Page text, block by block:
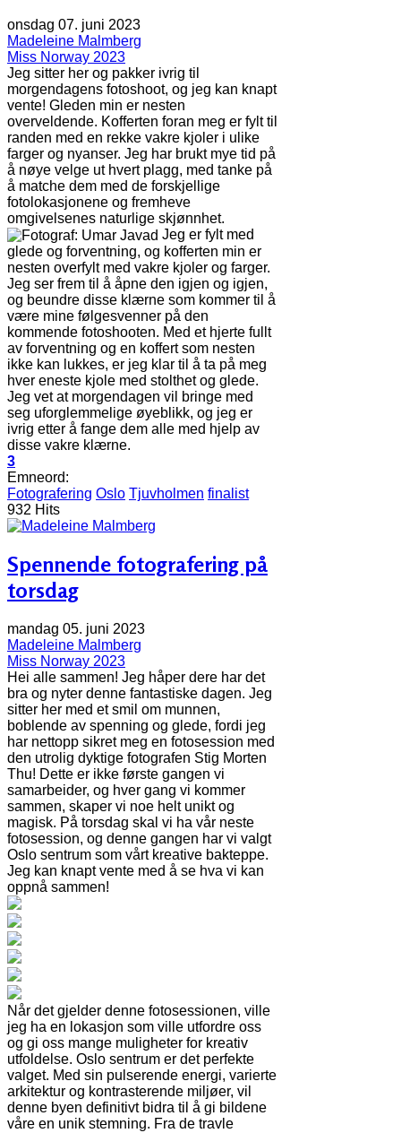
onsdag 07. juni 2023
Madeleine Malmberg
Miss Norway 2023
Jeg sitter her og pakker ivrig til
morgendagens fotoshoot, og jeg kan knapt
vente! Gleden min er nesten
overveldende. Kofferten foran meg er fylt til
randen med en rekke vakre kjoler i ulike
farger og nyanser. Jeg har brukt mye tid på
å nøye velge ut hvert plagg, med tanke på
å matche dem med de forskjellige
fotolokasjonene og fremheve
omgivelsenes naturlige skjønnhet.
Jeg er fylt med
glede og forventning, og kofferten min er
nesten overfylt med vakre kjoler og farger.
Jeg ser frem til å åpne den igjen og igjen,
og beundre disse klærne som kommer til å
være mine følgesvenner på den
kommende fotoshooten. Med et hjerte fullt
av forventning og en koffert som nesten
ikke kan lukkes, er jeg klar til å ta på meg
hver eneste kjole med stolthet og glede.
Jeg vet at morgendagen vil bringe med
seg uforglemmelige øyeblikk, og jeg er
ivrig etter å fange dem alle med hjelp av
disse vakre klærne.
3
Emneord:
Fotografering Oslo Tjuvholmen finalist
932 Hits
Spennende fotografering på
torsdag
mandag 05. juni 2023
Madeleine Malmberg
Miss Norway 2023
Hei alle sammen! Jeg håper dere har det
bra og nyter denne fantastiske dagen. Jeg
sitter her med et smil om munnen,
boblende av spenning og glede, fordi jeg
har nettopp sikret meg en fotosession med
den utrolig dyktige fotografen Stig Morten
Thu! Dette er ikke første gangen vi
samarbeider, og hver gang vi kommer
sammen, skaper vi noe helt unikt og
magisk. På torsdag skal vi ha vår neste
fotosession, og denne gangen har vi valgt
Oslo sentrum som vårt kreative bakteppe.
Jeg kan knapt vente med å se hva vi kan
oppnå sammen!
Når det gjelder denne fotosessionen, ville
jeg ha en lokasjon som ville utfordre oss
og gi oss mange muligheter for kreativ
utfoldelse. Oslo sentrum er det perfekte
valget. Med sin pulserende energi, varierte
arkitektur og kontrasterende miljøer, vil
denne byen definitivt bidra til å gi bildene
våre en unik stemning. Fra de travle